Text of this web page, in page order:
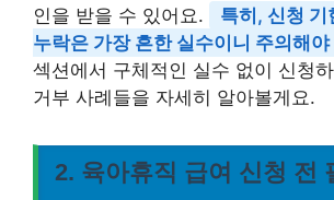
인을 받을 수 있어요.
특히, 신청 기
누락은 가장 흔한 실수이니 주의해
섹션에서 구체적인 실수 없이 신청
거부 사례들을 자세히 알아볼게요.
2. 육아휴직 급여 신청 전